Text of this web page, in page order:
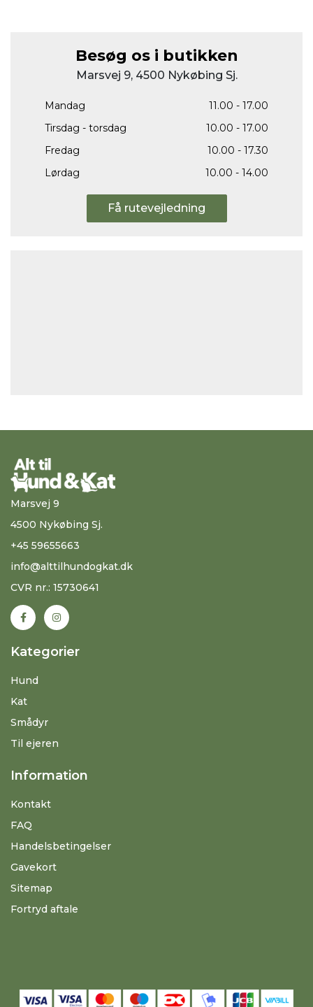
Besøg os i butikken
Marsvej 9, 4500 Nykøbing Sj.
Mandag
11.00 - 17.00
Tirsdag - torsdag
10.00 - 17.00
Fredag
10.00 - 17.30
Lørdag
10.00 - 14.00
Få rutevejledning
Marsvej 9
4500 Nykøbing Sj.
+45 59655663
info@alttilhundogkat.dk
CVR nr.: 15730641
Kategorier
Hund
Kat
Smådyr
Til ejeren
Information
Kontakt
FAQ
Handelsbetingelser
Gavekort
Sitemap
Fortryd aftale